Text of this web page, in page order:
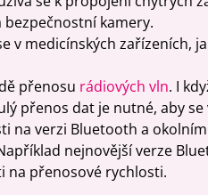
kamery.
v medicínských zařízeních,
přenosu rádiových vln. I
přenos dat je nutné, aby se
na verzi Bluetooth a
nejnovější verze
na přenosové rychlosti.